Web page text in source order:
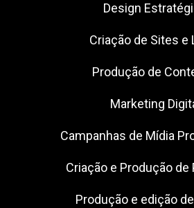
Design
Criação de Sites e
Produção de
Marketing
Campanhas de Mídia
Criação e Produção
Produção e edição